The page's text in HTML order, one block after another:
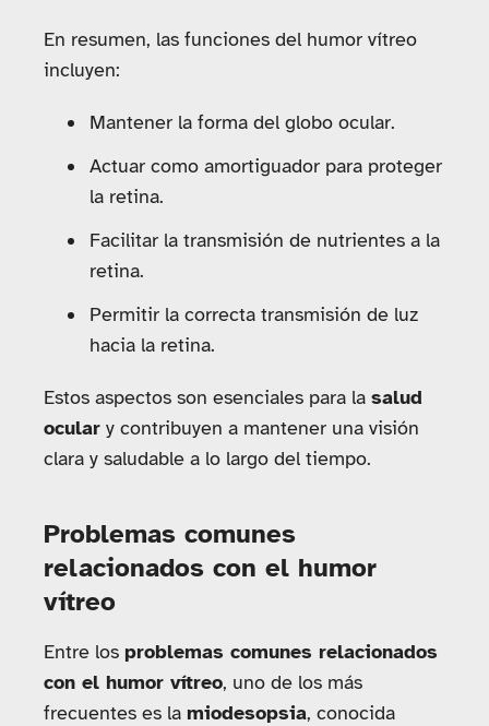
En resumen, las funciones del humor vítreo
incluyen:
Mantener la forma del globo ocular.
Actuar como amortiguador para proteger
la retina.
Facilitar la transmisión de nutrientes a la
retina.
Permitir la correcta transmisión de luz
hacia la retina.
Estos aspectos son esenciales para la salud
ocular y contribuyen a mantener una visión
clara y saludable a lo largo del tiempo.
Problemas comunes
relacionados con el humor
vítreo
Entre los problemas comunes relacionados
con el humor vítreo, uno de los más
frecuentes es la miodesopsia, conocida